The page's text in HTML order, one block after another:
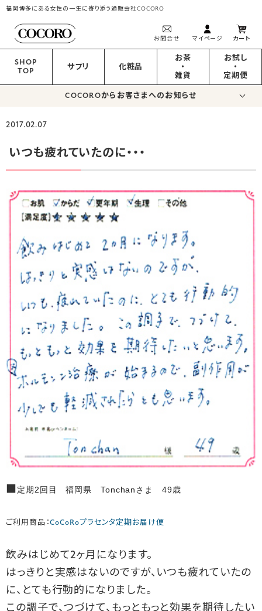
福岡博多にある女性の一生に寄り添う通販会社COCORO
お問合せ マイページ カート
SHOP
TOP
サプリ 化粧品
お茶
・
雑貨
お試し
・
定期便
COCOROからお客さまへのお知らせ
2017.02.07
いつも疲れていたのに・・・
定期2回目 福岡県 Tonchanさま 49歳
ご利用商品：CoCoRoプラセンタ定期お届け便
飲みはじめて2ヶ月になります。
はっきりと実感はないのですが、いつも疲れていたの
に、とても行動的になりました。
この調子で、つづけて、もっともっと効果を期待したい